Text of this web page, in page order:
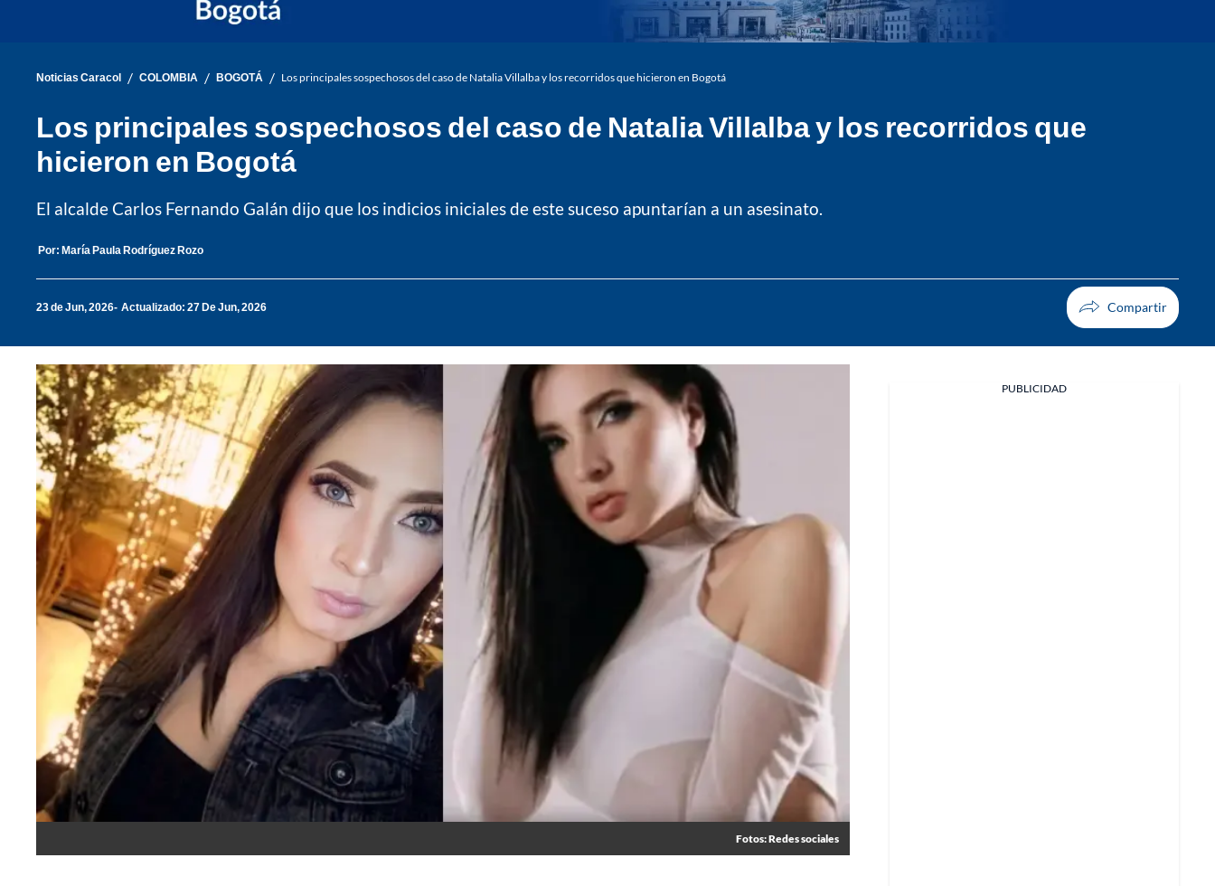
Noticias Caracol / COLOMBIA / BOGOTÁ / Los principales sospechosos del caso de Natalia Villalba y los recorridos que hicieron en Bogotá
Los principales sospechosos del caso de Natalia Villalba y los recorridos que
hicieron en Bogotá
El alcalde Carlos Fernando Galán dijo que los indicios iniciales de este suceso apuntarían a un asesinato.
Por: María Paula Rodríguez Rozo
23 de Jun, 2026 Actualizado: 27 De Jun, 2026
Fotos: Redes sociales
PUBLICIDAD